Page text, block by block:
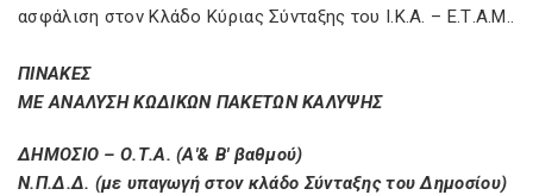
ασφάλιση στον Κλάδο Κύριας Σύνταξης του Ι.Κ.Α. – Ε.Τ.A.M..
ΠΙΝΑΚΕΣ
ΜΕ ΑΝΑΛΥΣΗ ΚΩΔΙΚΩΝ ΠΑΚΕΤΩΝ ΚΑΛΥΨΗΣ
ΔΗΜΟΣΙΟ – Ο.Τ.Α. (Α'& Β' βαθμού)
Ν.Π.Δ.Δ. (με υπαγωγή στον κλάδο Σύνταξης του Δημοσίου)